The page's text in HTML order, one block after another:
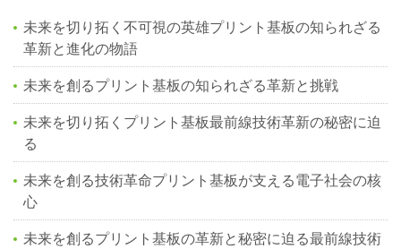
未来を切り拓く不可視の英雄プリント基板の知られざる
革新と進化の物語
未来を創るプリント基板の知られざる革新と挑戦
未来を切り拓くプリント基板最前線技術革新の秘密に迫
る
未来を創る技術革命プリント基板が支える電子社会の核
心
未来を創るプリント基板の革新と秘密に迫る最前線技術